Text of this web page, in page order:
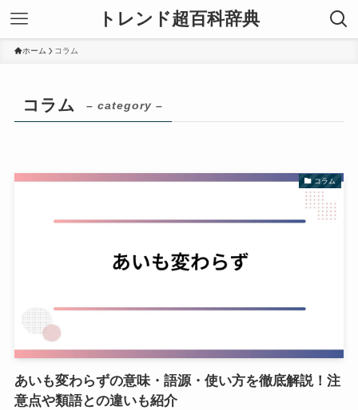
トレンド超百科辞典
ホーム コラム
コラム – category –
コラム
あいも変わらずの意味・語源・使い方を徹底解説！注
意点や類語との違いも紹介